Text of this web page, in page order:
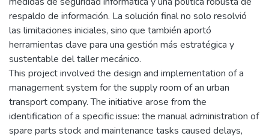
respaldo de información. La solución final no solo resolvió
las limitaciones iniciales, sino que también aportó
herramientas clave para una gestión más estratégica y
sustentable del taller mecánico.
This project involved the design and implementation of a
management system for the supply room of an urban
transport company. The initiative arose from the
identification of a specific issue: the manual administration of
spare parts stock and maintenance tasks caused delays,